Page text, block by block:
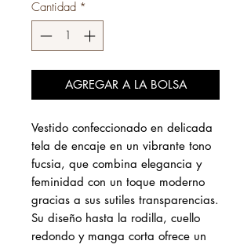
Cantidad *
AGREGAR A LA BOLSA
Vestido confeccionado en delicada
tela de encaje en un vibrante tono
fucsia, que combina elegancia y
feminidad con un toque moderno
gracias a sus sutiles transparencias.
Su diseño hasta la rodilla, cuello
redondo y manga corta ofrece un